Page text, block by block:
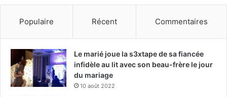
Populaire Récent Commentaires
Le marié joue la s3xtape de sa fiancée
infidèle au lit avec son beau-frère le jour
du mariage
10 août 2022